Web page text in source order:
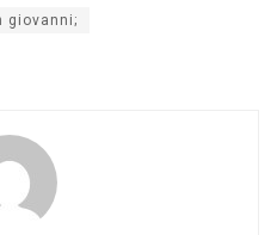
giovanni;